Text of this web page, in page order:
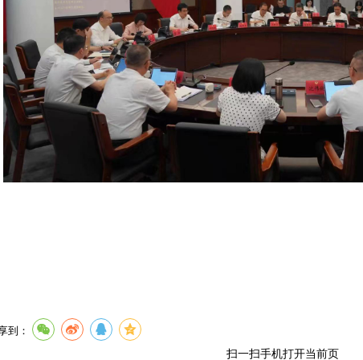
到：
扫一扫手机打开当前页